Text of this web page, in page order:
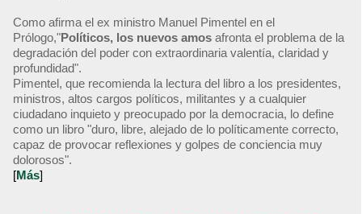
Como afirma el ex ministro Manuel Pimentel en el
Prólogo,"Políticos, los nuevos amos afronta el problema de la
degradación del poder con extraordinaria valentía, claridad y
profundidad".
Pimentel, que recomienda la lectura del libro a los presidentes,
ministros, altos cargos políticos, militantes y a cualquier
ciudadano inquieto y preocupado por la democracia, lo define
como un libro "duro, libre, alejado de lo políticamente correcto,
capaz de provocar reflexiones y golpes de conciencia muy
dolorosos".
[Más]